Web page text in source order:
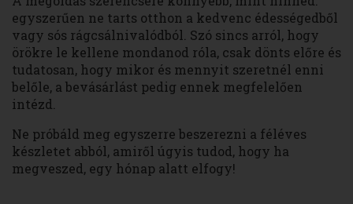
egyszerűen ne tarts otthon a kedvenc édességedből
vagy sós rágcsálnivalódból. Szó sincs arról, hogy
örökre le kellene mondanod róla, csak dönts előre és
tudatosan, hogy mikor és mennyit szeretnél enni
belőle, a bevásárlást pedig ennek megfelelően
intézd.
Ne próbáld meg egyszerre beszerezni a féléves
készletet abból, amiről úgyis tudod, hogy ha
megveszed, egy hónap alatt elfogy!